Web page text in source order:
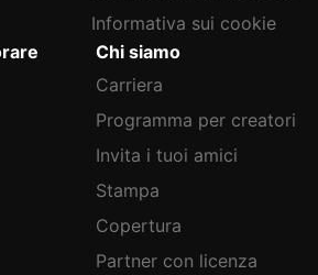
Informativa sui cookie
Chi siamo
Carriera
Programma per creatori
Invita i tuoi amici
Stampa
Copertura
Partner con licenza